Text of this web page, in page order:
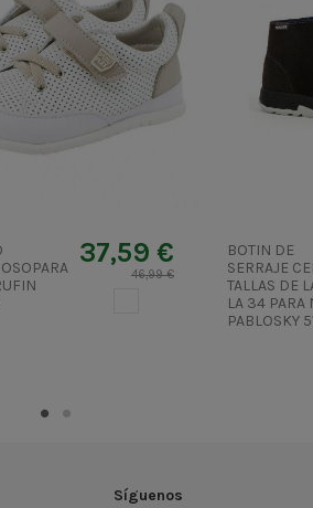
37,59 €
46,99 €
BOTIN DE
SERRAJE
TALLAS DE
LA 34 PARA
PABLOSKY
Síguenos